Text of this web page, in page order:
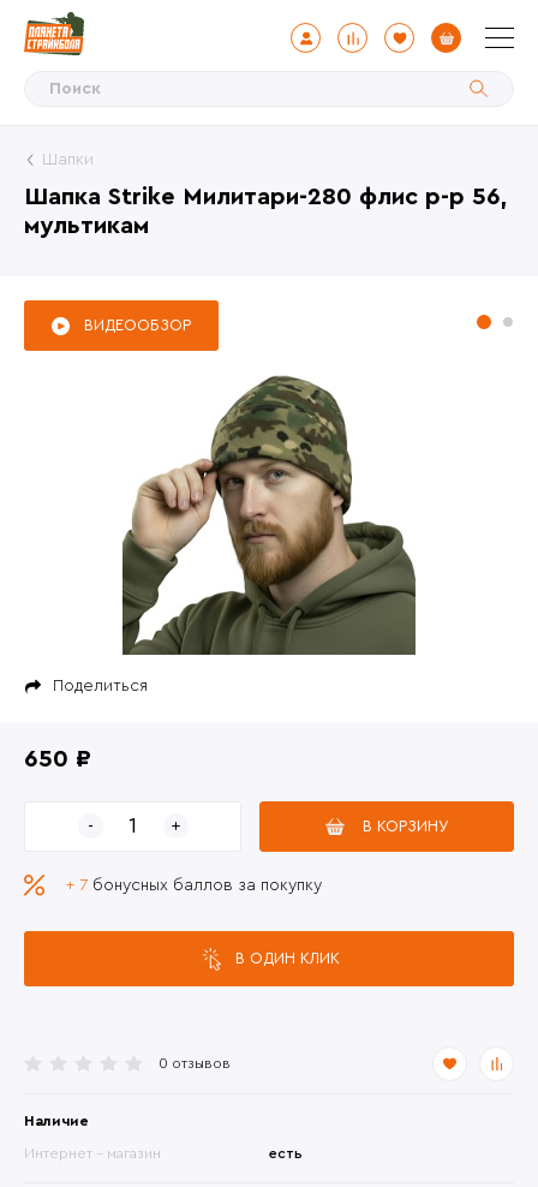
Шапка Strike Милитари-280 флис р-р 56,
мультикам
Шапки
Поделиться
ВИДЕООБЗОР
0 отзывов
Наличие
Интернет - магазин есть
650 ₽
В КОРЗИНУ
+ 7 бонусных баллов за покупку
В ОДИН КЛИК